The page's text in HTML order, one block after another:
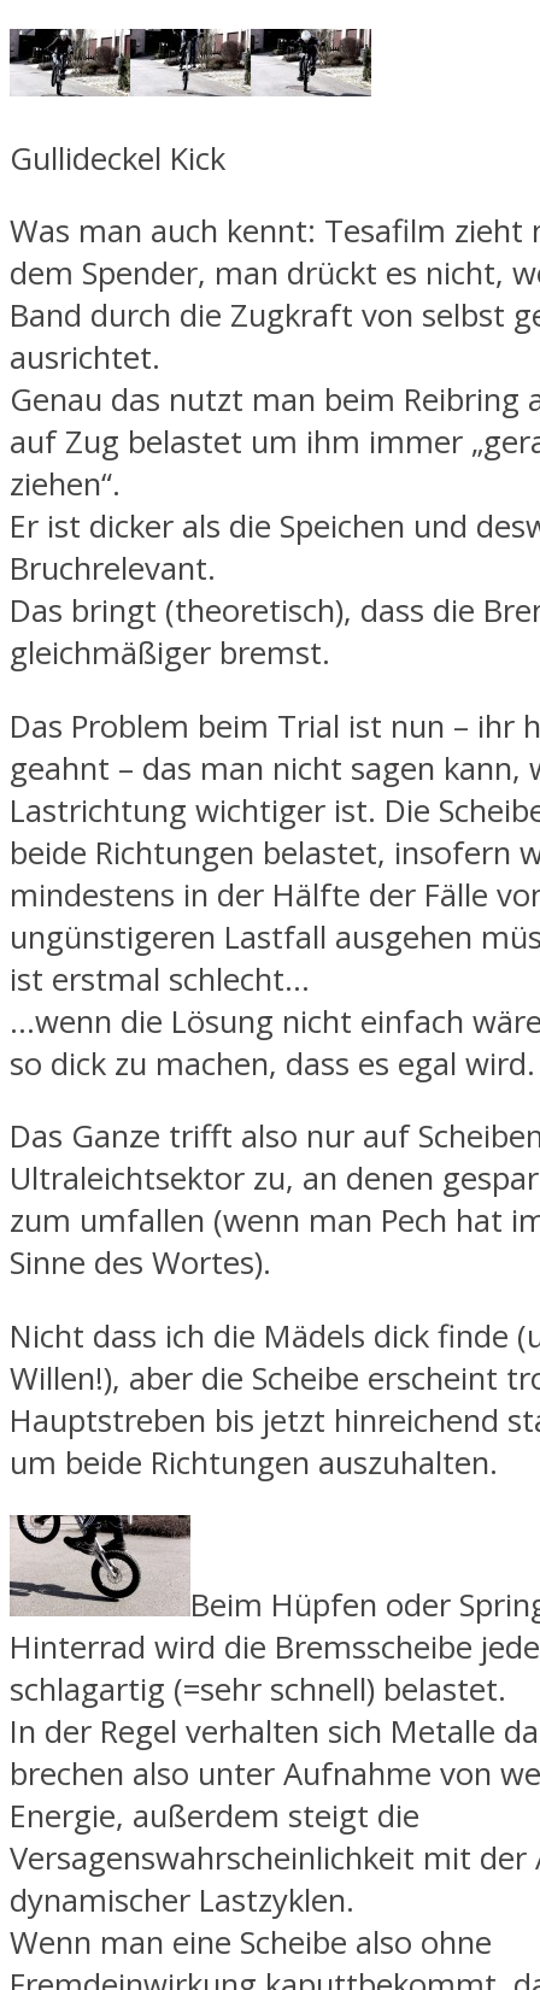
Gullideckel Kick
Was man auch kennt: Tesafilm zieht
dem Spender, man drückt es nicht,
Band durch die Zugkraft von selbst
ausrichtet.
Genau das nutzt man beim Reibring
auf Zug belastet um ihm immer
ziehen“.
Er ist dicker als die Speichen und
Bruchrelevant.
Das bringt (theoretisch), dass die
gleichmäßiger bremst.
Das Problem beim Trial ist nun – ihr
geahnt – das man nicht sagen kann,
Lastrichtung wichtiger ist. Die
beide Richtungen belastet, insofern
mindestens in der Hälfte der Fälle
ungünstigeren Lastfall ausgehen
ist erstmal schlecht…
…wenn die Lösung nicht einfach
so dick zu machen, dass es egal wird.
Das Ganze trifft also nur auf
Ultraleichtsektor zu, an denen
zum umfallen (wenn man Pech hat
Sinne des Wortes).
Nicht dass ich die Mädels dick finde
Willen!), aber die Scheibe erscheint
Hauptstreben bis jetzt hinreichend
um beide Richtungen auszuhalten.
Beim Hüpfen oder
Hinterrad wird die Bremsscheibe
schlagartig (=sehr schnell) belastet.
In der Regel verhalten sich Metalle
brechen also unter Aufnahme von
Energie, außerdem steigt die
Versagenswahrscheinlichkeit mit der
dynamischer Lastzyklen.
Wenn man eine Scheibe also ohne